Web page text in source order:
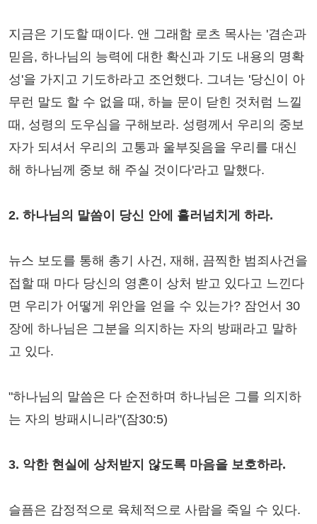
지금은 기도할 때이다. 앤 그래함 로츠 목사는 '겸손과
믿음, 하나님의 능력에 대한 확신과 기도 내용의 명확
성'을 가지고 기도하라고 조언했다. 그녀는 '당신이 아
무런 말도 할 수 없을 때, 하늘 문이 닫힌 것처럼 느낄
때, 성령의 도우심을 구해보라. 성령께서 우리의 중보
자가 되셔서 우리의 고통과 울부짖음을 우리를 대신
해 하나님께 중보 해 주실 것이다'라고 말했다.
2. 하나님의 말씀이 당신 안에 흘러넘치게 하라.
뉴스 보도를 통해 총기 사건, 재해, 끔찍한 범죄사건을
접할 때 마다 당신의 영혼이 상처 받고 있다고 느낀다
면 우리가 어떻게 위안을 얻을 수 있는가? 잠언서 30
장에 하나님은 그분을 의지하는 자의 방패라고 말하
고 있다.
"하나님의 말씀은 다 순전하며 하나님은 그를 의지하
는 자의 방패시니라"(잠30:5)
3. 악한 현실에 상처받지 않도록 마음을 보호하라.
슬픔은 감정적으로 육체적으로 사람을 죽일 수 있다.